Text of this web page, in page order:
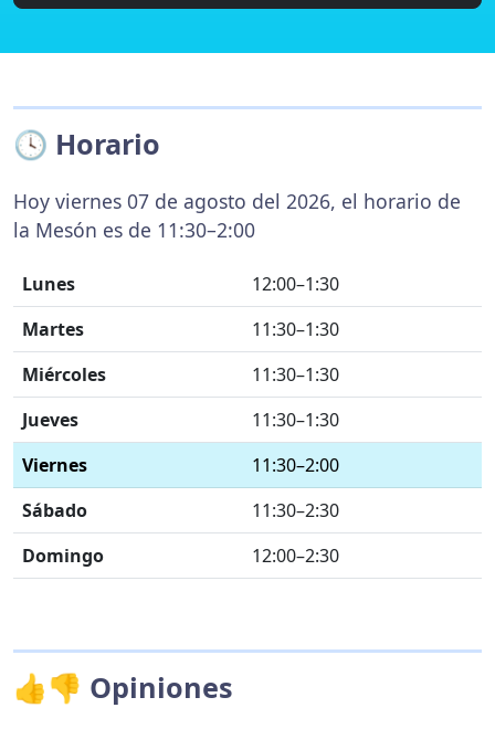
🕓 Horario
Hoy viernes 07 de agosto del 2026, el horario de
la Mesón es de 11:30–2:00
Lunes
12:00–1:30
Martes
11:30–1:30
Miércoles
11:30–1:30
Jueves
11:30–1:30
Viernes
11:30–2:00
Sábado
11:30–2:30
Domingo
12:00–2:30
👍👎 Opiniones